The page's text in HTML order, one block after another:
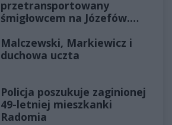
przetransportowany
śmigłowcem na Józefów.
Malczewski, Markiewicz i
duchowa uczta
Policja poszukuje zaginionej
49-letniej mieszkanki
Radomia